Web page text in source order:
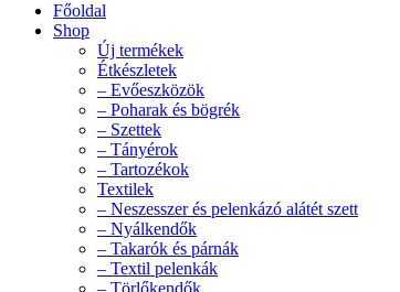
Főoldal
Shop
Új termékek
Étkészletek
– Evőeszközök
– Poharak és bögrék
– Szettek
– Tányérok
– Tartozékok
Textilek
– Neszesszer és pelenkázó alátét szett
– Nyálkendők
– Takarók és párnák
– Textil pelenkák
– Törlőkendők